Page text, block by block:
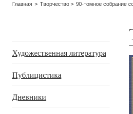
Родительские
Главная Творчество 90-томное собрание
Художественная литература
Публицистика
Дневники